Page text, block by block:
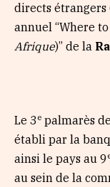
directs
annuel “Where
Afrique)” de la
Le 3e palmarès
établi par la
ainsi le pays au 9
au sein de la